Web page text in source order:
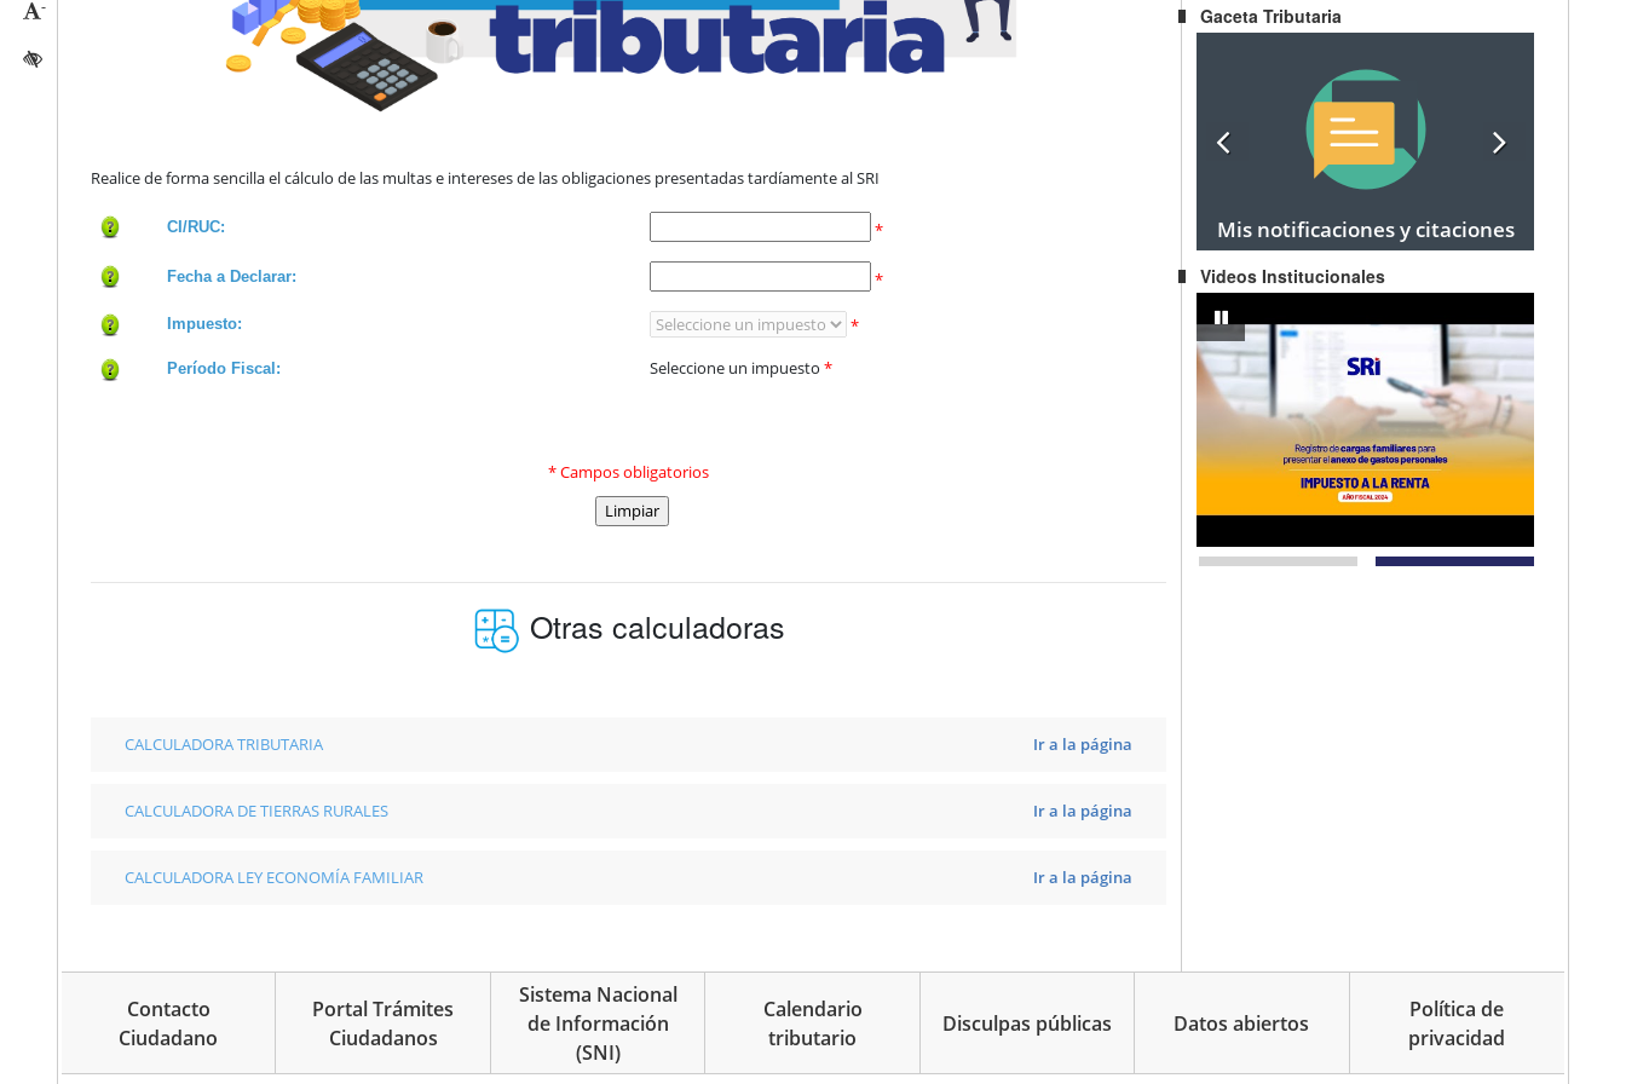
-Reducir tamaño caracteres
Activar/quitar contraste
Realice de forma sencilla el cálculo de las multas e intereses de las obligaciones presentadas tardíamente al SRI
CI/RUC: *
Fecha a Declarar: *
Impuesto: *
Período Fiscal: Seleccione un impuesto*
* Campos obligatorios
Otras calculadoras
CALCULADORA TRIBUTARIA Ir a la página
CALCULADORA DE TIERRAS RURALES Ir a la página
CALCULADORA LEY ECONOMÍA FAMILIAR Ir a la página
Gaceta Tributaria
Mis notificaciones y citaciones
Videos Institucionales
pausar
Contacto
Ciudadano
Portal Trámites
Ciudadanos
Sistema Nacional
de Información
(SNI)
Calendario
tributario
Disculpas públicas Datos abiertos
Política de
privacidad